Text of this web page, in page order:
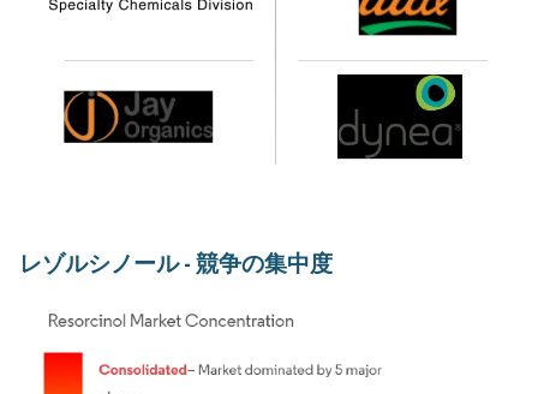
レゾルシノール - 競争の集中度